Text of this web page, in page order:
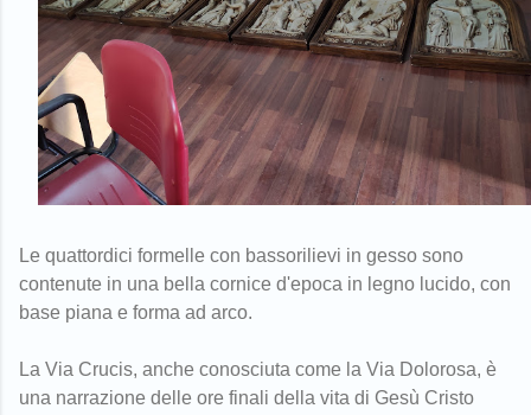
Le quattordici formelle con bassorilievi in gesso sono
contenute in una bella cornice d'epoca in legno lucido, con
base piana e forma ad arco.
La Via Crucis, anche conosciuta come la Via Dolorosa, è
una narrazione delle ore finali della vita di Gesù Cristo